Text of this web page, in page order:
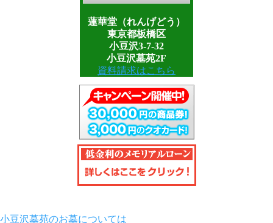
蓮華堂（れんげどう）
東京都板橋区
小豆沢3-7-32
小豆沢墓苑2F
資料請求はこちら
小豆沢墓苑のお墓については